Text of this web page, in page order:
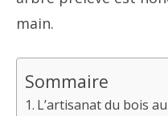
main.
Sommaire
L’artisanat du bois